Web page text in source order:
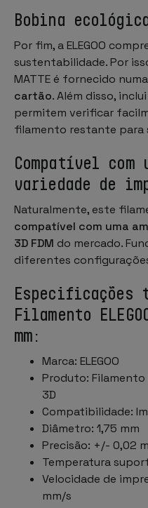
Bobina
Por fim, a ELEGOO
sustentabilidade. Por
MATTE é fornecido numa
cartão. Além disso,
permitem verificar
filamento restante
Compatível com
variedade de
Naturalmente, este
compatível com uma
3D FDM do mercado.
diferentes
Especificações
Filamento
mm:
Marca: ELEGOO
Produto: Filamento
3D
Compatibilidade:
Diâmetro: 1,75 mm
Precisão: +/- 0,02
Temperatura
Velocidade de
mm/s